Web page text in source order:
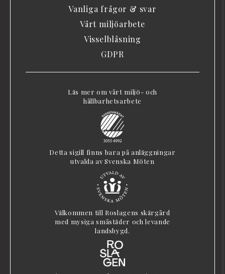
Vanliga frågor & svar
Vårt miljöarbete
Visselblåsning
GDPR
Läs mer om vårt miljö- och
hållbarhetsarbete
Detta sigill finns bara på anläggningar
utvalda av Svenska Möten
Välkommen till Roslagens skärgård
med mysiga småstäder och levande
landsbygd.